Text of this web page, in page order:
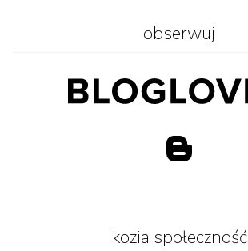
obserwuj
kozia społeczność